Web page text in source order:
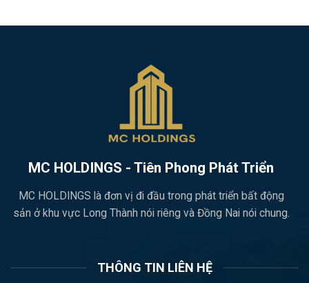
MC HOLDINGS - Tiên Phong Phát Triển
MC HOLDINGS là đơn vị đi đầu trong phát triển bất động
sản ở khu vực Long Thành nói riêng và Đồng Nai nói chung.
THÔNG TIN LIÊN HỆ